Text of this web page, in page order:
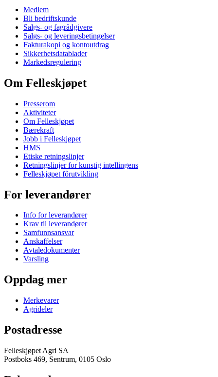
Medlem
Bli bedriftskunde
Salgs- og fagrådgivere
Salgs- og leveringsbetingelser
Fakturakopi og kontoutdrag
Sikkerhetsdatablader
Markedsregulering
Om Felleskjøpet
Presserom
Aktiviteter
Om Felleskjøpet
Bærekraft
Jobb i Felleskjøpet
HMS
Etiske retningslinjer
Retningslinjer for kunstig intellingens
Felleskjøpet fôrutvikling
For leverandører
Info for leverandører
Krav til leverandører
Samfunnsansvar
Anskaffelser
Avtaledokumenter
Varsling
Oppdag mer
Merkevarer
Agrideler
Postadresse
Felleskjøpet Agri SA
Postboks 469, Sentrum, 0105 Oslo